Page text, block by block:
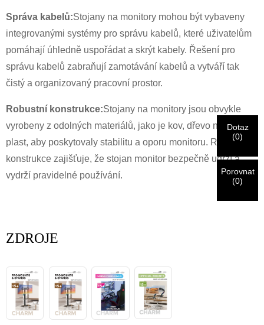
Správa kabelů:Stojany na monitory mohou být vybaveny
integrovanými systémy pro správu kabelů, které uživatelům
pomáhají úhledně uspořádat a skrýt kabely. Řešení pro
správu kabelů zabraňují zamotávání kabelů a vytváří tak
čistý a organizovaný pracovní prostor.
Robustní konstrukce:Stojany na monitory jsou obvykle
vyrobeny z odolných materiálů, jako je kov, dřevo nebo
plast, aby poskytovaly stabilitu a oporu monitoru. Robustní
konstrukce zajišťuje, že stojan monitor bezpečně udrží a
vydrží pravidelné používání.
ZDROJE
Jsem
Zákazník společnosti
CHARM
Nový návštěvník
×
OVĚŘTE SVOU IDENTITU
Zadejte prosím níže svou aktuální pracovní e-mailovou
adresu, abyste ověřili, že jste skutečným zákazníkem
Zpět Předložit
Před odesláním prosímOVĚŘIT VŠEinformace
jsouOPRAVIT.Nesprávné informace povedou k selhání
odeslání materiálů.
×
váš odeslán
informace pro ověřování a autorizaci. Jakmile
Po ověření totožnosti obdržíte e-mailové oznámení.
Dotaz
(0)
Porovnat
(0)